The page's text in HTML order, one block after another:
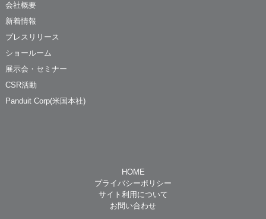
会社概要
新着情報
プレスリリース
ショールーム
展示会・セミナー
CSR活動
Panduit Corp(米国本社)
HOME
プライバシーポリシー
サイト利用について
お問い合わせ